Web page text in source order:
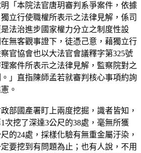
「本院法官唐玥審判系爭案件，依據
獨立行使職權所表示之法律見解，係司
法治進步國家權力分立之制度性設
無客觀事證下，徒憑己意，藉獨立行
官協會也以大法官會議釋字第325號
案件所表示之法律見解，監察院對之
」直指陳師孟若就審判核心事項約詢
。
部國產署盯上兩度挖掘，識者皆知，
次挖了深達3公尺的38處，毫無所獲
的24處，採樣化驗有無重金屬汙染，
要挖到有問題為止；也有人說，不用